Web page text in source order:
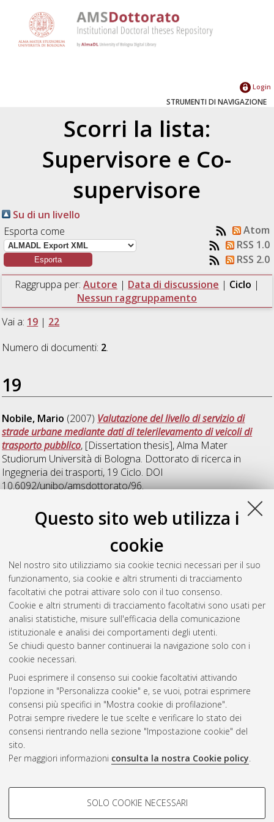
Questo sito web utilizza i
cookie
Nel nostro sito utilizziamo sia cookie tecnici necessari per il suo
funzionamento, sia cookie e altri strumenti di tracciamento
facoltativi che potrai attivare solo con il tuo consenso.
Cookie e altri strumenti di tracciamento facoltativi sono usati per
analisi statistiche, misure sull'efficacia della comunicazione
istituzionale e analisi dei comportamenti degli utenti.
Se chiudi questo banner continuerai la navigazione solo con i
cookie necessari.
Puoi esprimere il consenso sui cookie facoltativi attivando
l'opzione in "Personalizza cookie" e, se vuoi, potrai esprimere
consensi più specifici in "Mostra cookie di profilazione".
Potrai sempre rivedere le tue scelte e verificare lo stato dei
consensi rientrando nella sezione "Impostazione cookie" del
sito.
Per maggiori informazioni consulta la nostra Cookie policy.
COOKIE DI PROFILAZIONE -
SOLO COOKIE NECESSARI
Login
STRUMENTI DI NAVIGAZIONE
Scorri la lista:
Supervisore e Co-
supervisore
Su di un livello
Esporta come
Atom
RSS 1.0
RSS 2.0
Raggruppa per: Autore | Data di discussione | Ciclo |
Nessun raggruppamento
Vai a: 19 | 22
Numero di documenti: 2.
19
Nobile, Mario (2007) Valutazione del livello di servizio di
strade urbane mediante dati di telerilevamento di veicoli di
trasporto pubblico, [Dissertation thesis], Alma Mater
Studiorum Università di Bologna. Dottorato di ricerca in
Ingegneria dei trasporti, 19 Ciclo. DOI
10.6092/unibo/amsdottorato/96.
Strategie d'impresa: un'applicazione
all'industria ferroviaria, [Dissertation thesis], Alma Mater
Studiorum Università di Bologna. Dottorato di ricerca in
Ingegneria dei trasporti, 22 Ciclo.
Questa lista e' stata generata ilFri Aug 7 20:46:57 2026 CEST
Atom
Rss 1.0
Rss 2.0
ISSN: 2038-7946
Impostazioni Cookie
Informativa sulla privacy
Condizioni d’uso del sito